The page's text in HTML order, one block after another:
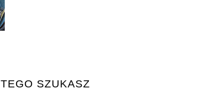
TEGO SZUKASZ